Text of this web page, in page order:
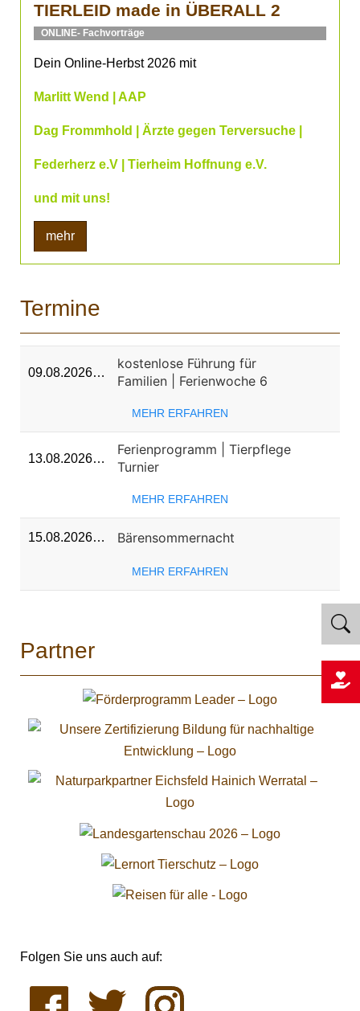
TIERLEID made in ÜBERALL 2
ONLINE- Fachvorträge
Dein Online-Herbst 2026 mit
Marlitt Wend | AAP
Dag Frommhold | Ärzte gegen Terversuche |
Federherz e.V | Tierheim Hoffnung e.V.
und mit uns!
mehr
Termine
09.08.2026…
kostenlose Führung für
Familien | Ferienwoche 6
MEHR ERFAHREN
13.08.2026…
Ferienprogramm | Tierpflege
Turnier
MEHR ERFAHREN
15.08.2026… Bärensommernacht
MEHR ERFAHREN
Partner
Folgen Sie uns auch auf: